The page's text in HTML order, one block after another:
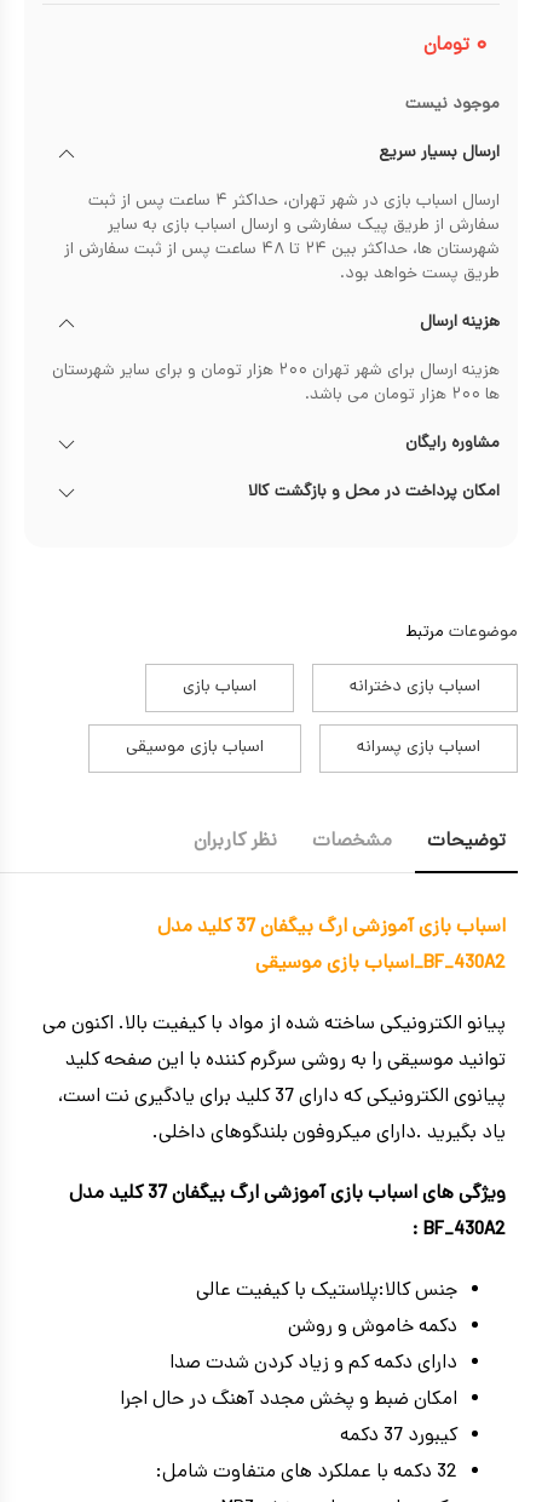
۰ تومان
موجود نیست
ارسال بسیار سریع
ارسال اسباب بازی در شهر تهران، حداکثر ۴ ساعت پس از ثبت
سفارش از طریق پیک سفارشی و ارسال اسباب بازی به سایر
شهرستان ها، حداکثر بین ۲۴ تا ۴۸ ساعت پس از ثبت سفارش از
طریق پست خواهد بود.
هزینه ارسال
هزینه ارسال برای شهر تهران ۲۰۰ هزار تومان و برای سایر شهرستان
ها ۲۰۰ هزار تومان می باشد.
مشاوره رایگان
امکان پرداخت در محل و بازگشت کالا
موضوعات مرتبط
اسباب بازی دخترانه اسباب بازی
اسباب بازی پسرانه اسباب بازی موسیقی
توضیحات مشخصات نظر کاربران
اسباب بازی آموزشی ارگ بیگفان 37 کلید مدل
BF_430A2_اسباب بازی موسیقی
پیانو الکترونیکی ساخته شده از مواد با کیفیت بالا. اکنون می
توانید موسیقی را به روشی سرگرم کننده با این صفحه کلید
پیانوی الکترونیکی که دارای 37 کلید برای یادگیری نت است،
یاد بگیرید .دارای میکروفون بلندگوهای داخلی.
ویژگی های اسباب بازی آموزشی ارگ بیگفان 37 کلید مدل
BF_430A2 :
جنس کالا:پلاستیک با کیفیت عالی
دکمه خاموش و روشن
دارای دکمه کم و زیاد کردن شدت صدا
امکان ضبط و پخش مجدد آهنگ در حال اجرا
کیبورد 37 دکمه
32 دکمه با عملکرد های متفاوت شامل: